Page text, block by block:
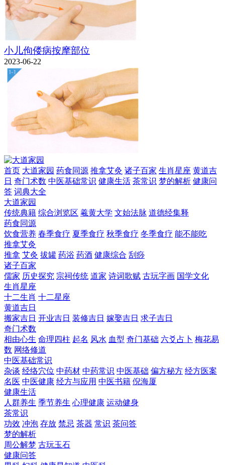
小儿佝偻病按摩部位
2023-06-22
首页 大道家园 药食同源 推拿艾灸 诸子百家 生肖星座 黄道吉
日 奇门术数 中医基础常识 健康生活 茶常识 梦的解析 健康问
答 词典大全
大道家园
传统典籍 综合浏览区 羲黄大学 文始法脉 道德经集释
药食同源
饮食营养 春季食疗 夏季食疗 秋季食疗 冬季食疗 能不能吃
推拿艾灸
推拿 艾灸 拔罐 药浴 药酒 健康综合 刮痧
诸子百家
儒家 历史探究 宗祠传统 道家 诗词歌赋 古玩字画 国学文化
生肖星座
十二生肖 十二星座
黄道吉日
搬家吉日 开业吉日 装修吉日 嫁娶吉日 求子吉日
奇门术数
相由心生 命理四柱 起名 风水 血型 奇门基础 六爻占卜 梅花易
数 网络修道
中医基础常识
杂谈 经络穴位 中药材 中药常识 中医基础 偏方秘方 经方医案
名医 中医健康 经方与应用 中医书籍 倪海厦
健康生活
人群养生 季节养生 心理健康 运动健身
茶常识
功效 冲泡 存放 禁忌 茶器 常识 茶问答
梦的解析
周公解梦 古玩玉石
健康问答